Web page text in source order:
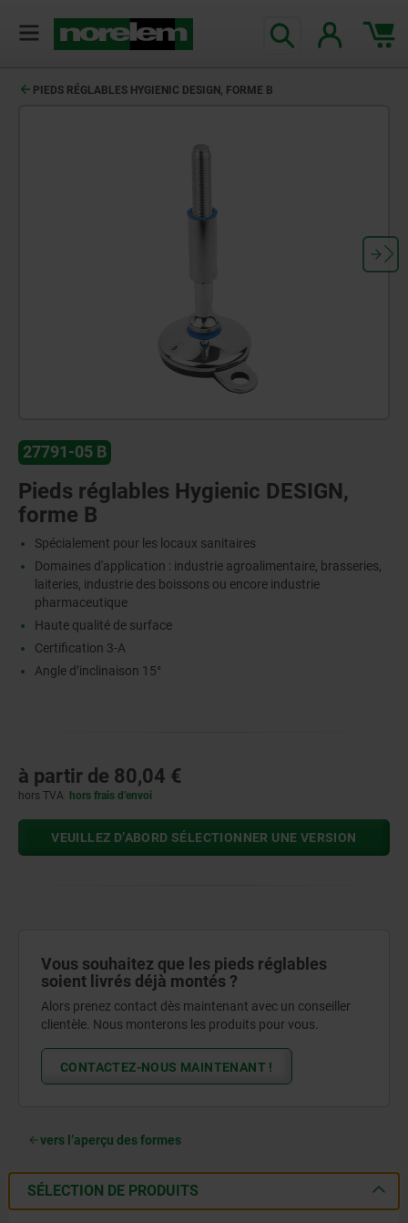
PIEDS RÉGLABLES HYGIENIC DESIGN, FORME B
27791-05 B
Pieds réglables Hygienic DESIGN,
forme B
Spécialement pour les locaux sanitaires
Domaines d'application : industrie agroalimentaire, brasseries,
laiteries, industrie des boissons ou encore industrie
pharmaceutique
Haute qualité de surface
Certification 3-A
Angle d’inclinaison 15°
à partir de 80,04 €
hors TVA hors frais d’envoi
VEUILLEZ D’ABORD SÉLECTIONNER UNE VERSION
Vous souhaitez que les pieds réglables
soient livrés déjà montés ?
Alors prenez contact dès maintenant avec un conseiller
clientèle. Nous monterons les produits pour vous.
CONTACTEZ-NOUS MAINTENANT !
vers l’aperçu des formes
SÉLECTION DE PRODUITS